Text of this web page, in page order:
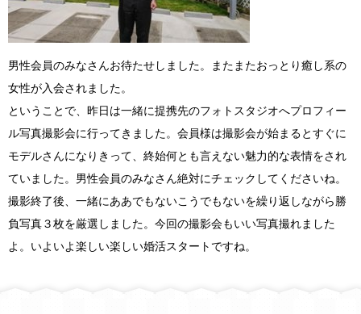
男性会員のみなさんお待たせしました。またまたおっとり癒し系の
女性が入会されました。
ということで、昨日は一緒に提携先のフォトスタジオへプロフィー
ル写真撮影会に行ってきました。会員様は撮影会が始まるとすぐに
モデルさんになりきって、終始何とも言えない魅力的な表情をされ
ていました。男性会員のみなさん絶対にチェックしてくださいね。
撮影終了後、一緒にああでもないこうでもないを繰り返しながら勝
負写真３枚を厳選しました。今回の撮影会もいい写真撮れました
よ。いよいよ楽しい楽しい婚活スタートですね。